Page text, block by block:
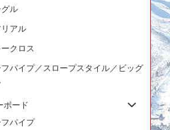
ル
アル
クロス
パイプ／スロープスタイル／ビッグ
ボード
パイプ